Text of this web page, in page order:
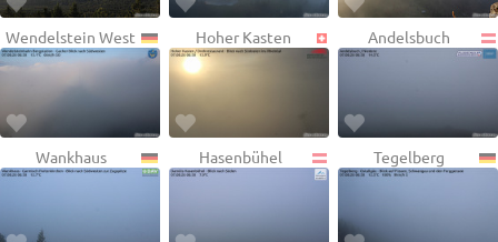
Wendelstein West Hoher Kasten Andelsbuch
Wankhaus Hasenbühel Tegelberg